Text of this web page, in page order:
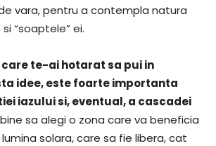
vara, pentru a contempla natura
“soaptele” ei.
te-ai hotarat sa pui in
idee, este foarte importanta
iazului si, eventual, a cascadei
bine sa alegi o zona care va beneficia
solara, care sa fie libera, cat